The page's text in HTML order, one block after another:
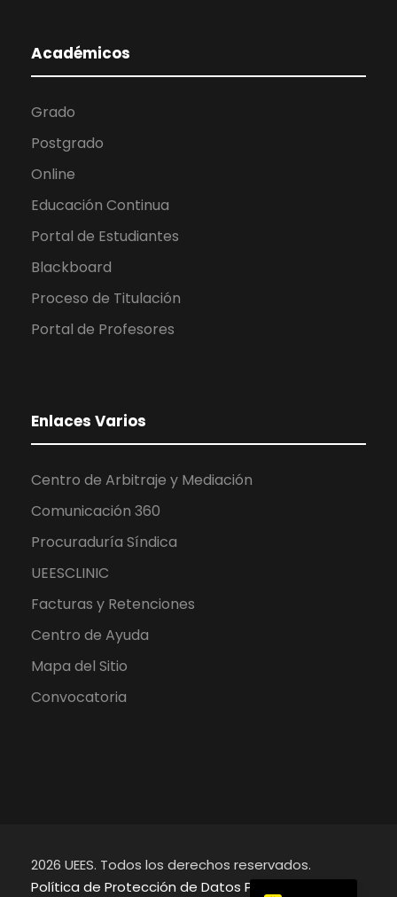
Académicos
Grado
Postgrado
Online
Educación Continua
Portal de Estudiantes
Blackboard
Proceso de Titulación
Portal de Profesores
Enlaces Varios
Centro de Arbitraje y Mediación
Comunicación 360
Procuraduría Síndica
UEESCLINIC
Facturas y Retenciones
Centro de Ayuda
Mapa del Sitio
Convocatoria
2026 UEES. Todos los derechos reservados.
Política de Protección de Datos Personales
English